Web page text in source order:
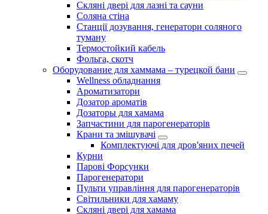
Скляні двері для лазні та сауни
Соляна стіна
Станції дозування, генератори соляного
туману
Термостойкий кабель
Фольга, скотч
Оборудование для хаммама – турецкой бани
Wellness обладнання
Ароматизатори
Дозатор ароматів
Дозаторы для хамама
Запчастини для парогенераторів
Крани та змішувачі
Комплектуючі для дров'яних печей
Курни
Парові Форсунки
Парогенератори
Пульти управління для парогенераторів
Світильники для хамаму
Скляні двері для хамама